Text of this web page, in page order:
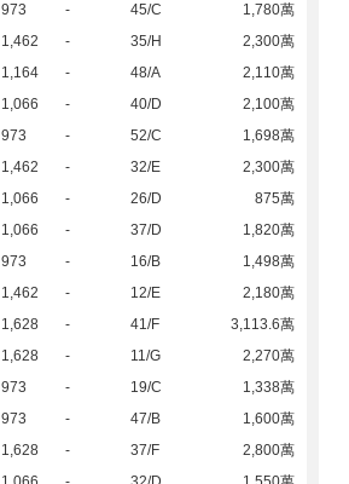
973 - 45/C
1,780萬
1,462 - 35/H
2,300萬
1,164 - 48/A
2,110萬
1,066 - 40/D
2,100萬
973 - 52/C
1,698萬
1,462 - 32/E
2,300萬
1,066 - 26/D
875萬
1,066 - 37/D
1,820萬
973 - 16/B
1,498萬
1,462 - 12/E
2,180萬
1,628 - 41/F
3,113.6萬
1,628 - 11/G
2,270萬
973 - 19/C
1,338萬
973 - 47/B
1,600萬
1,628 - 37/F
2,800萬